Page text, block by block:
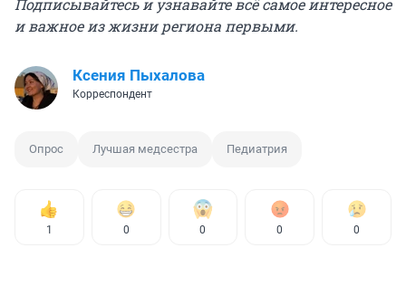
Подписывайтесь и узнавайте всё самое интересное
и важное из жизни региона первыми.
Ксения Пыхалова
Корреспондент
Опрос Лучшая медсестра Педиатрия
1 0 0 0 0